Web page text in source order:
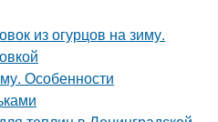
из огурцов на зиму.
Особенности